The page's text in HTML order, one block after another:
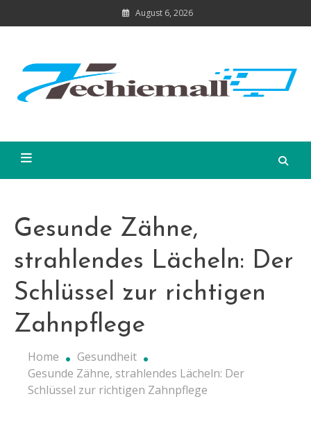
to
August 6, 2026
Gesunde Zähne,
strahlendes Lächeln: Der
Schlüssel zur richtigen
Zahnpflege
Home
Gesundheit
Gesunde Zähne, strahlendes Lächeln: Der
Schlüssel zur richtigen Zahnpflege